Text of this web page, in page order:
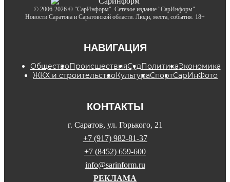
© 2006-2026 © "СарИнформ". Сетевое издание "СарИнформ".
Новости Саратова и Саратовской области. Люди, места, события. 18+
НАВИГАЦИЯ
ОбществоПроисшествияСудПолитикаЭкономика
ЖКХ и строительствоКультураСпортСарИнФото
КОНТАКТЫ
г. Саратов, ул. Горького, 21
+7 (917) 982-81-37
+7 (8452) 659-600
info@sarinform.ru
РЕКЛАМА